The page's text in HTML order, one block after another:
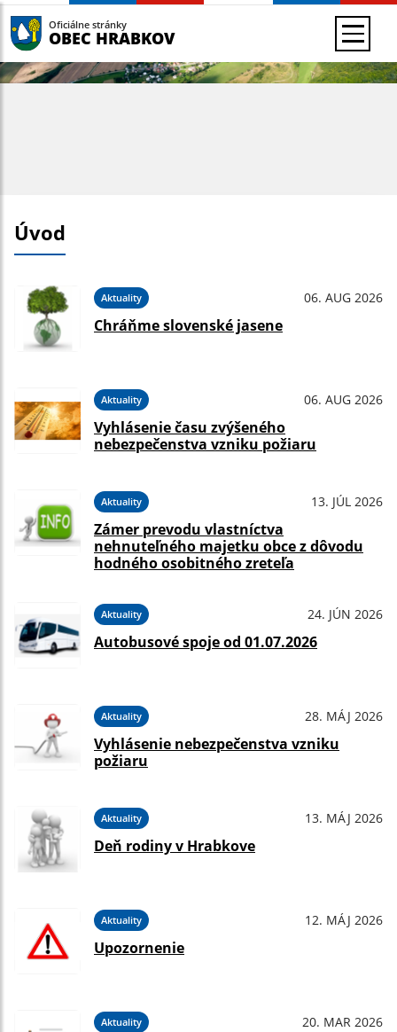
Oficiálne stránky
OBEC HRABKOV
Úvod
Aktuality 06. AUG 2026
Chráňme slovenské jasene
Aktuality 06. AUG 2026
Vyhlásenie času zvýšeného
nebezpečenstva vzniku požiaru
Aktuality 13. JÚL 2026
Zámer prevodu vlastníctva
nehnuteľného majetku obce z dôvodu
hodného osobitného zreteľa
Aktuality 24. JÚN 2026
Autobusové spoje od 01.07.2026
Aktuality 28. MÁJ 2026
Vyhlásenie nebezpečenstva vzniku
požiaru
Aktuality 13. MÁJ 2026
Deň rodiny v Hrabkove
Aktuality 12. MÁJ 2026
Upozornenie
Aktuality 20. MAR 2026